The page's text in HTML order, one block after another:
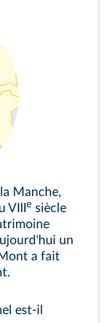
Manche,
e siècle
un
a fait
est‑il